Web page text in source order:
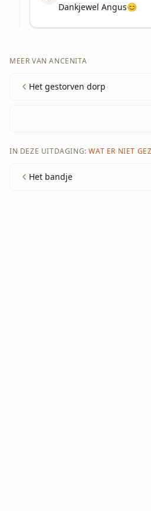
Dankjewel Angus😊
MEER VANANCENITA
Het gestorven dorp
IN DEZE UITDAGING: WAT ER NIET
Het bandje